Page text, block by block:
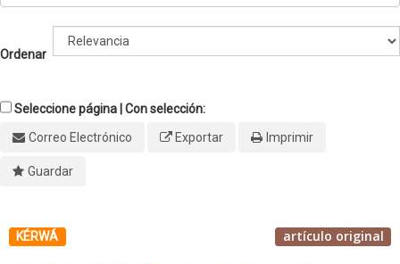
Ordenar
Seleccione página | Con selección:
Correo Electrónico
Exportar Imprimir
Guardar
KÉRWÁ artículo original